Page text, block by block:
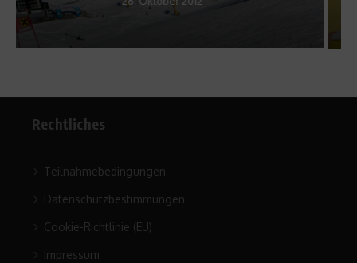
Rechtliches
Teilnahmebedingungen
Datenschutzbestimmungen
Cookie-Richtlinie (EU)
Impressum